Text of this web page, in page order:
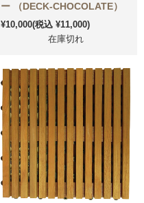
ー （DECK-CHOCOLATE）
¥10,000(税込 ¥11,000)
在庫切れ